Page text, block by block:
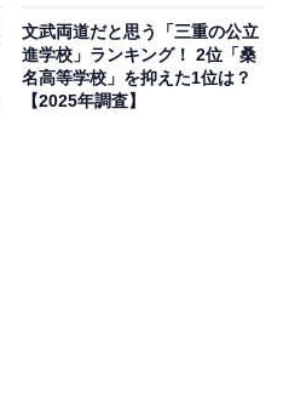
女性／広島県）、「有名人
に好きなのはピアニストの
／静岡県）、「難関大学へ
文武両道だと思う「三重の公立
進学校」ランキング！ 2位「桑
名高等学校」を抑えた1位は？
【2025年調査】